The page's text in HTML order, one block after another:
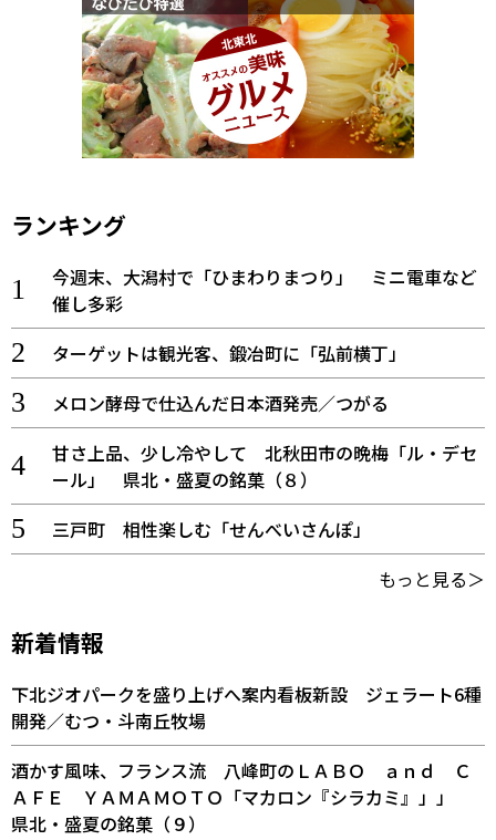
ランキング
今週末、大潟村で「ひまわりまつり」 ミニ電車など
催し多彩
ターゲットは観光客、鍛冶町に「弘前横丁」
メロン酵母で仕込んだ日本酒発売／つがる
甘さ上品、少し冷やして 北秋田市の晩梅「ル・デセ
ール」 県北・盛夏の銘菓（８）
三戸町 相性楽しむ「せんべいさんぽ」
もっと見る＞
新着情報
下北ジオパークを盛り上げへ案内看板新設 ジェラート6種
開発／むつ・斗南丘牧場
酒かす風味、フランス流 八峰町のＬＡＢＯ ａｎｄ Ｃ
ＡＦＥ ＹＡＭＡＭＯＴＯ「マカロン『シラカミ』」」
県北・盛夏の銘菓（９）